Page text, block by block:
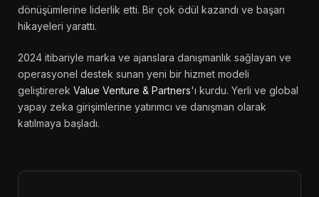
dönüşümlerine liderlik etti. Bir çok ödül kazandı ve başarı
hikayeleri yarattı.
2024 itibariyle marka ve ajanslara danışmanlık sağlayan ve
operasyonel destek sunan yeni bir hizmet modeli
geliştirerek Value Venture & Partners'ı kurdu. Yerli ve global
yapay zeka girişimlerine yatırımcı ve danışman olarak
katılmaya başladı.